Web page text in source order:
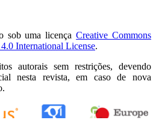
sob uma licençaCreative Commons
International License.
autorais sem restrições, devendo
nesta revista, em caso de nova